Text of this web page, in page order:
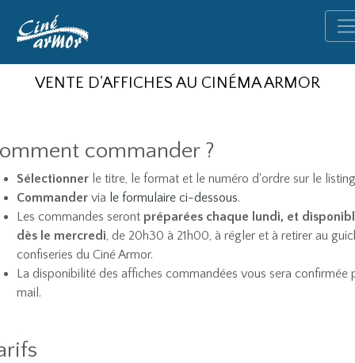
VENTE D'AFFICHES AU CINÉMA ARMOR
commander ?
Sélectionner le titre, le format et le numéro d'ordre sur le
Commander via le formulaire ci-dessous.
Les commandes seront préparées chaque lundi, et
dès le mercredi, de 20h30 à 21h00, à régler et à retirer au
confiseries du Ciné Armor.
La disponibilité des affiches commandées vous sera confirmée
mail.